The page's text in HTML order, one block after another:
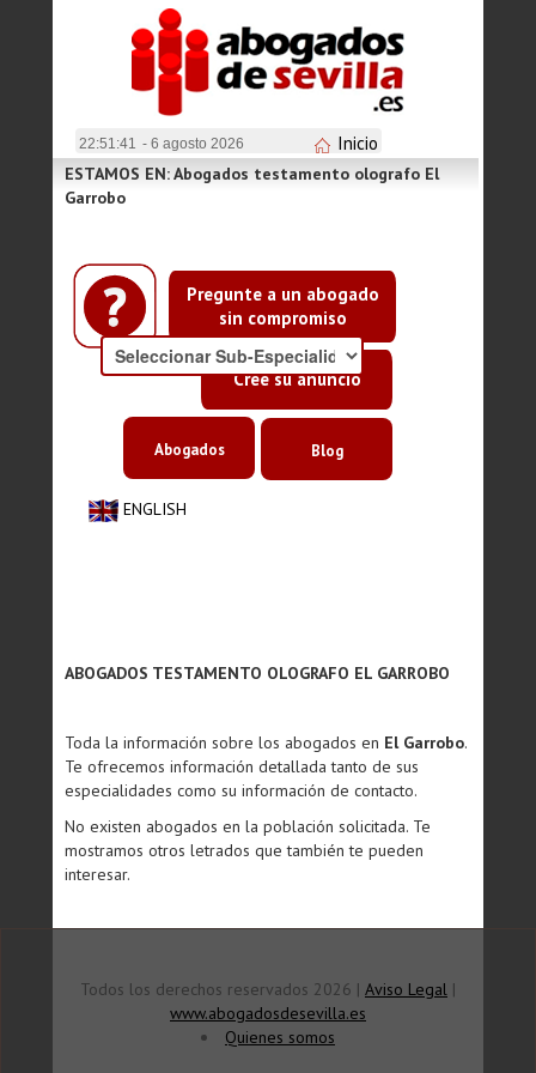
22:51:41 - 6 agosto 2026 Inicio
Pregunte a un abogado
sin compromiso
Cree su anuncio
ESTAMOS EN: Abogados testamento olografo El
Garrobo
ENGLISH
Abogados Blog
ABOGADOS TESTAMENTO OLOGRAFO EL GARROBO
Toda la información sobre los abogados en El Garrobo.
Te ofrecemos información detallada tanto de sus
especialidades como su información de contacto.
No existen abogados en la población solicitada. Te
mostramos otros letrados que también te pueden
interesar.
Todos los derechos reservados 2026 | Aviso Legal |
www.abogadosdesevilla.es
Quienes somos